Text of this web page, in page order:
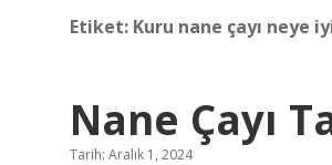
Etiket: Kuru nane çayı neye
Nane Çayı
Tarih: Aralık 1, 2024